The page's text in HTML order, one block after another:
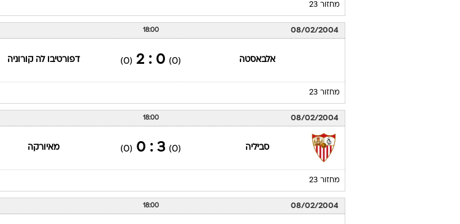
מחזור 23
08/02/2004
18:00
אלבאסטה (0)
0 : 2
(0) דפורטיבו לה קורוניה
מחזור 23
08/02/2004
18:00
סביליה (0)
3 : 0
(0) מאיורקה
מחזור 23
08/02/2004
18:00